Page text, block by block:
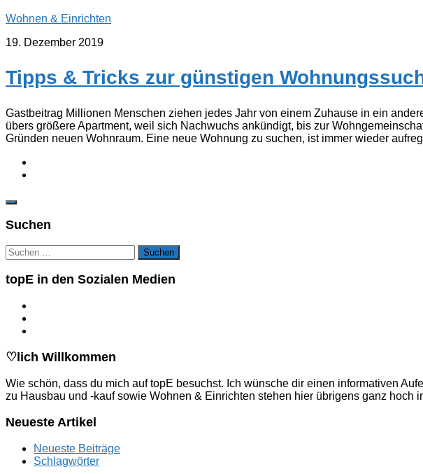
Wohnen & Einrichten
19. Dezember 2019
Tipps & Tricks zur günstigen
Gastbeitrag Millionen Menschen ziehen jedes Jahr von einem Zuhause in ein
übers größere Apartment, weil sich Nachwuchs ankündigt, bis zur
Gründen neuen Wohnraum. Eine neue Wohnung zu suchen, ist immer wieder
Suchen
Suchen
nach:
topE in den Sozialen Medien
♡lich Willkommen
Wie schön, dass du mich auf topE besuchst. Ich wünsche dir einen informativen
zu Hausbau und -kauf sowie Wohnen & Einrichten stehen hier übrigens ganz hoch
Neueste Artikel
Neueste Beiträge
Schlagwörter